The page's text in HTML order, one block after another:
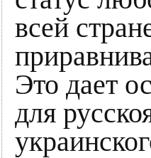
всей
Это дает
для